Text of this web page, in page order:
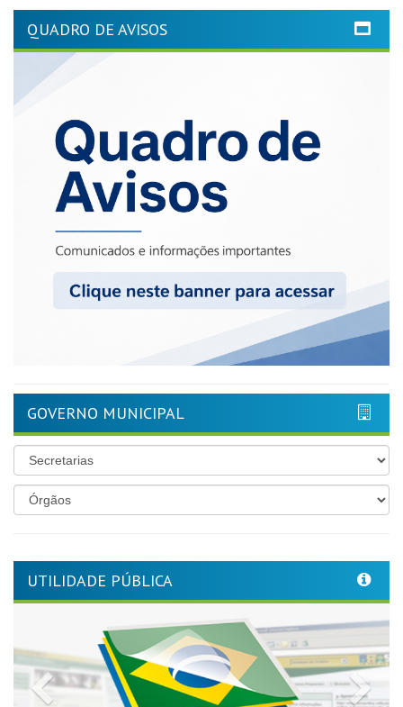
QUADRO DE AVISOS
GOVERNO MUNICIPAL
UTILIDADE PÚBLICA
Previous